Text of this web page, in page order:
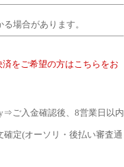
場合があります。
をご希望の方はこちらをお
ご入金確認後、8営業日以内
定(オーソリ・後払い審査通